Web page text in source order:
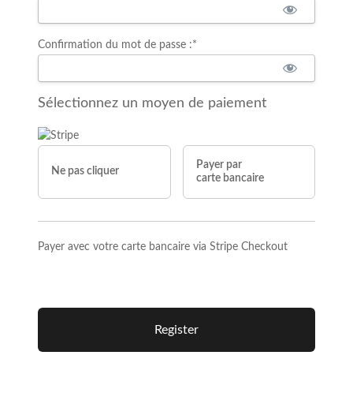
Confirmation du mot de passe :*
Sélectionnez un moyen de paiement
Ne pas cliquer
Payer par
carte bancaire
Payer avec votre carte bancaire via Stripe Checkout
Aucune valeur